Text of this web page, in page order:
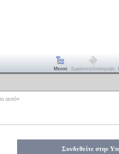
Μενού Εμφάνιση/απόκρυψη